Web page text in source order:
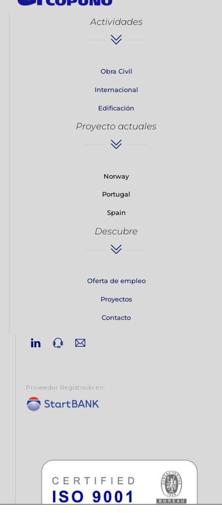
Actividades
Obra Civil
Internacional
Edificación
Proyecto actuales
Norway
Portugal
Spain
Descubre
Oferta de empleo
Proyectos
Contacto
Linkedin
Proveedor Registrado en: